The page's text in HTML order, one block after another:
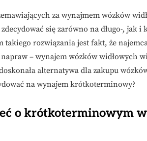
za wynajmem wózków
się zarówno na długo-, jak
takiego rozwiązania jest fakt, że
– wynajem wózków widłowych
alternatywa dla zakupu
na wynajem krótkoterminowy?
o krótkoterminowym